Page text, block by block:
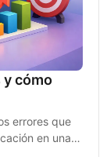
y cómo
errores que
en una